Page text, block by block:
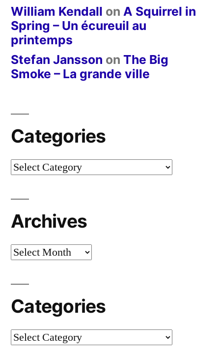
William Kendall on A Squirrel in
Spring – Un écureuil au
printemps
Stefan Jansson on The Big
Smoke – La grande ville
Categories
Categories
Archives
Archives
Categories
Categories